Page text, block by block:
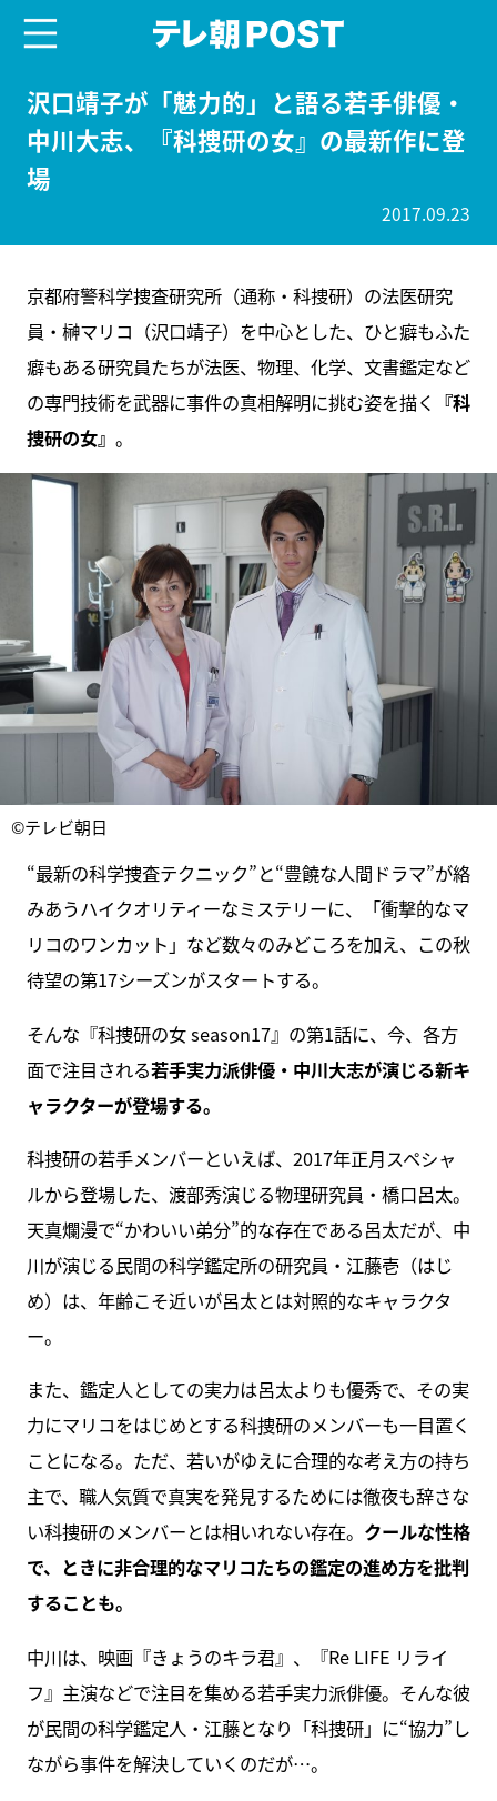
沢口靖子が「魅力的」と語る若手俳優・
中川大志、『科捜研の女』の最新作に登
場
2017.09.23
京都府警科学捜査研究所（通称・科捜研）の法医研究
員・榊マリコ（沢口靖子）を中心とした、ひと癖もふた
癖もある研究員たちが法医、物理、化学、文書鑑定など
の専門技術を武器に事件の真相解明に挑む姿を描く 『科
捜研の女』 。
©テレビ朝日
“最新の科学捜査テクニック”と“豊饒な人間ドラマ”が絡
みあうハイクオリティーなミステリーに、「衝撃的なマ
リコのワンカット」など数々のみどころを加え、この秋
待望の第17シーズンがスタートする。
そんな『科捜研の女 season17』の第1話に、今、各方
面で注目される若手実力派俳優・中川大志が演じる新キ
ャラクターが登場する。
科捜研の若手メンバーといえば、2017年正月スペシャ
ルから登場した、渡部秀演じる物理研究員・橋口呂太。
天真爛漫で“かわいい弟分”的な存在である呂太だが、中
川が演じる民間の科学鑑定所の研究員・江藤壱（はじ
め）は、年齢こそ近いが呂太とは対照的なキャラクタ
ー。
また、鑑定人としての実力は呂太よりも優秀で、その実
力にマリコをはじめとする科捜研のメンバーも一目置く
ことになる。ただ、若いがゆえに合理的な考え方の持ち
主で、職人気質で真実を発見するためには徹夜も辞さな
い科捜研のメンバーとは相いれない存在。 クールな性格
で、ときに非合理的なマリコたちの鑑定の進め方を批判
することも。
中川は、映画『きょうのキラ君』、『Re LIFE リライ
フ』主演などで注目を集める若手実力派俳優。そんな彼
が民間の科学鑑定人・江藤となり「科捜研」に“協力”し
ながら事件を解決していくのだが…。